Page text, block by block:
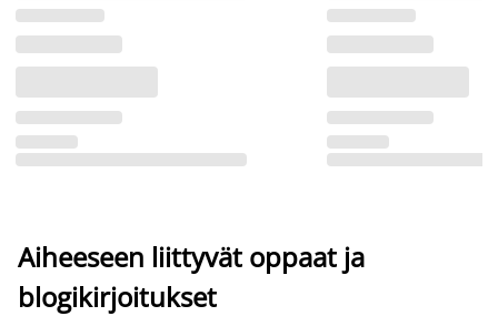
Aiheeseen liittyvät oppaat ja
blogikirjoitukset